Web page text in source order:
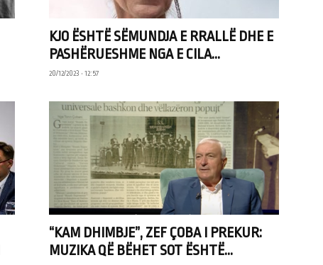
KJO ËSHTË SËMUNDJA E RRALLË DHE E
PASHËRUESHME NGA E CILA...
20/12/2023 • 12:57
“KAM DHIMBJE”, ZEF ÇOBA I PREKUR:
MUZIKA QË BËHET SOT ËSHTË...